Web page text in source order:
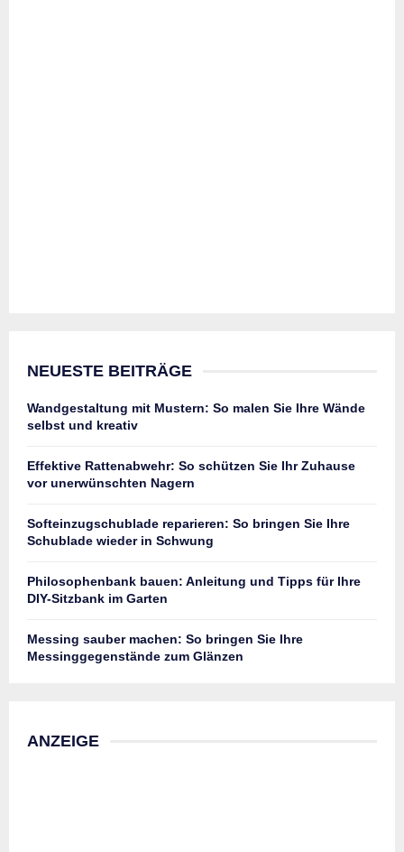
NEUESTE BEITRÄGE
Wandgestaltung mit Mustern: So malen Sie Ihre Wände
selbst und kreativ
Effektive Rattenabwehr: So schützen Sie Ihr Zuhause
vor unerwünschten Nagern
Softeinzugschublade reparieren: So bringen Sie Ihre
Schublade wieder in Schwung
Philosophenbank bauen: Anleitung und Tipps für Ihre
DIY-Sitzbank im Garten
Messing sauber machen: So bringen Sie Ihre
Messinggegenstände zum Glänzen
ANZEIGE